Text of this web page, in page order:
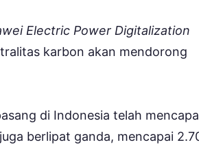
Electric Power Digitalization
karbon akan mendorong
di Indonesia telah
berlipat ganda, mencapai